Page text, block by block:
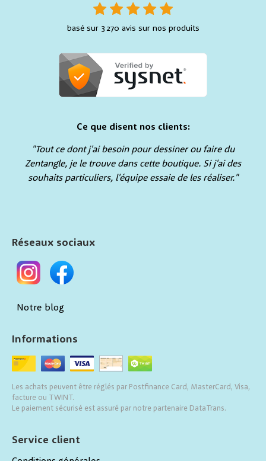
basé sur 3 270 avis sur nos produits
Ce que disent nos clients:
"Tout ce dont j'ai besoin pour dessiner ou faire du
Zentangle, je le trouve dans cette boutique. Si j'ai des
souhaits particuliers, l'équipe essaie de les réaliser."
Service client
Informations
Les achats peuvent être réglés par Postfinance Card, MasterCard, Visa,
facture ou TWINT.
Le paiement sécurisé est assuré par notre partenaire DataTrans.
Réseaux sociaux
Notre blog